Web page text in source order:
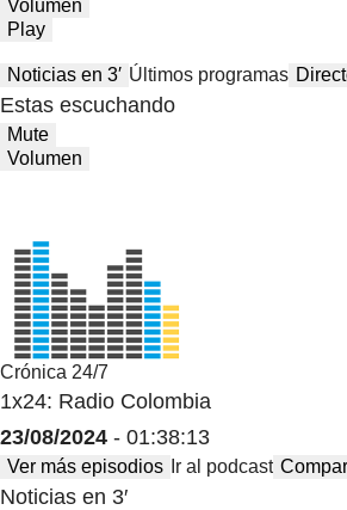
Volumen
Play
Noticias en 3′ Últimos programas
Estas escuchando
Mute
Volumen
Crónica 24/7
1x24: Radio Colombia
23/08/2024 - 01:38:13
Ver más episodios Ir al podcast
Noticias en 3′